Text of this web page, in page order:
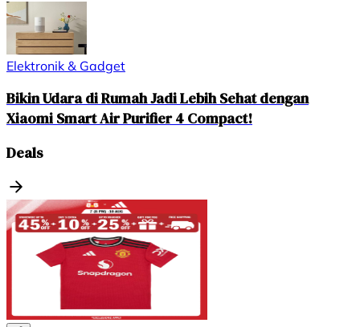
Elektronik & Gadget
Bikin Udara di Rumah Jadi Lebih Sehat dengan
Xiaomi Smart Air Purifier 4 Compact!
Deals